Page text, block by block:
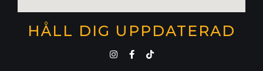
HÅLL DIG UPPDATERAD